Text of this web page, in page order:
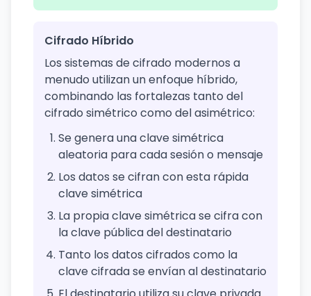
Cifrado Híbrido
Los sistemas de cifrado modernos a
menudo utilizan un enfoque híbrido,
combinando las fortalezas tanto del
cifrado simétrico como del asimétrico:
Se genera una clave simétrica
aleatoria para cada sesión o mensaje
Los datos se cifran con esta rápida
clave simétrica
La propia clave simétrica se cifra con
la clave pública del destinatario
Tanto los datos cifrados como la
clave cifrada se envían al destinatario